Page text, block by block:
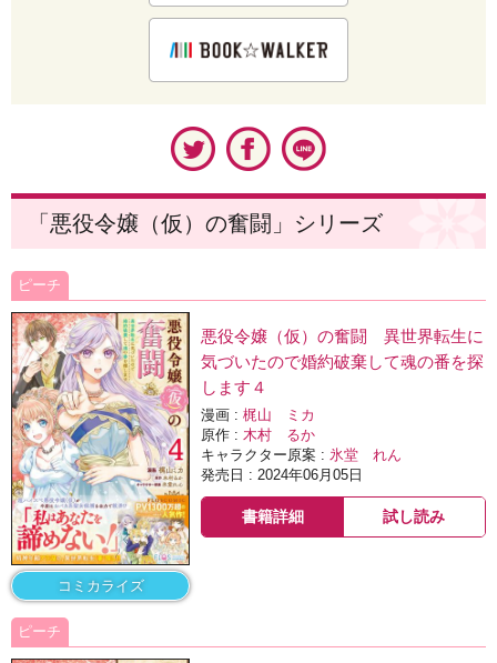
「悪役令嬢（仮）の奮闘」シリーズ
ピーチ
コミカライズ
悪役令嬢（仮）の奮闘 異世界転生に
気づいたので婚約破棄して魂の番を探
します４
漫画 :梶山 ミカ
原作 : 木村 るか
キャラクター原案 : 氷堂 れん
発売日 : 2024年06月05日
書籍詳細 試し読み
ピーチ